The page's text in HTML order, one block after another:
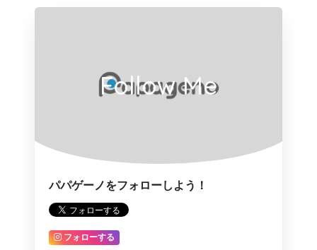
Follow Me
パパゲーノをフォローしよう！
フォローする